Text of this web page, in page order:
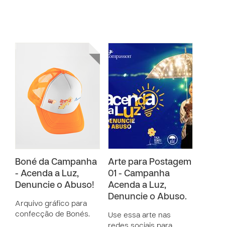
Boné da Campanha
- Acenda a Luz,
Denuncie o Abuso!
Arquivo gráfico para
confecção de Bonés.
Arte para Postagem
01 - Campanha
Acenda a Luz,
Denuncie o Abuso.
Use essa arte nas